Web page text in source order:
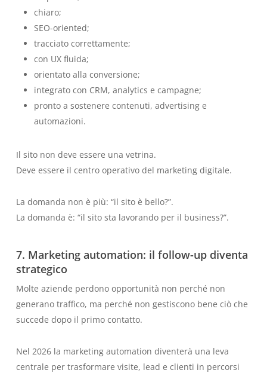
chiaro;
SEO-oriented;
tracciato correttamente;
con UX fluida;
orientato alla conversione;
integrato con CRM, analytics e campagne;
pronto a sostenere contenuti, advertising e
automazioni.
Il sito non deve essere una vetrina.
Deve essere il centro operativo del marketing digitale.
La domanda non è più: “il sito è bello?”.
La domanda è: “il sito sta lavorando per il business?”.
7. Marketing automation: il follow-up diventa
strategico
Molte aziende perdono opportunità non perché non
generano traffico, ma perché non gestiscono bene ciò che
succede dopo il primo contatto.
Nel 2026 la marketing automation diventerà una leva
centrale per trasformare visite, lead e clienti in percorsi